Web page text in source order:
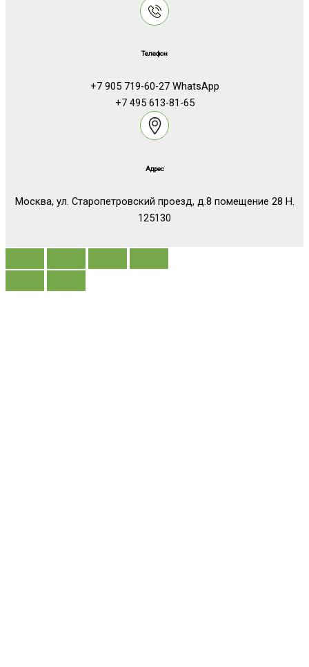
Телефон
+7 905 719-60-27 WhatsApp
+7 495 613-81-65
Адрес
Москва, ул. Старопетровский проезд, д.8 помещение 28 Н.
125130